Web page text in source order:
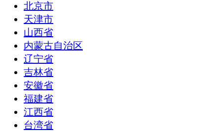
北京市
天津市
山西省
内蒙古自治区
辽宁省
吉林省
安徽省
福建省
江西省
台湾省